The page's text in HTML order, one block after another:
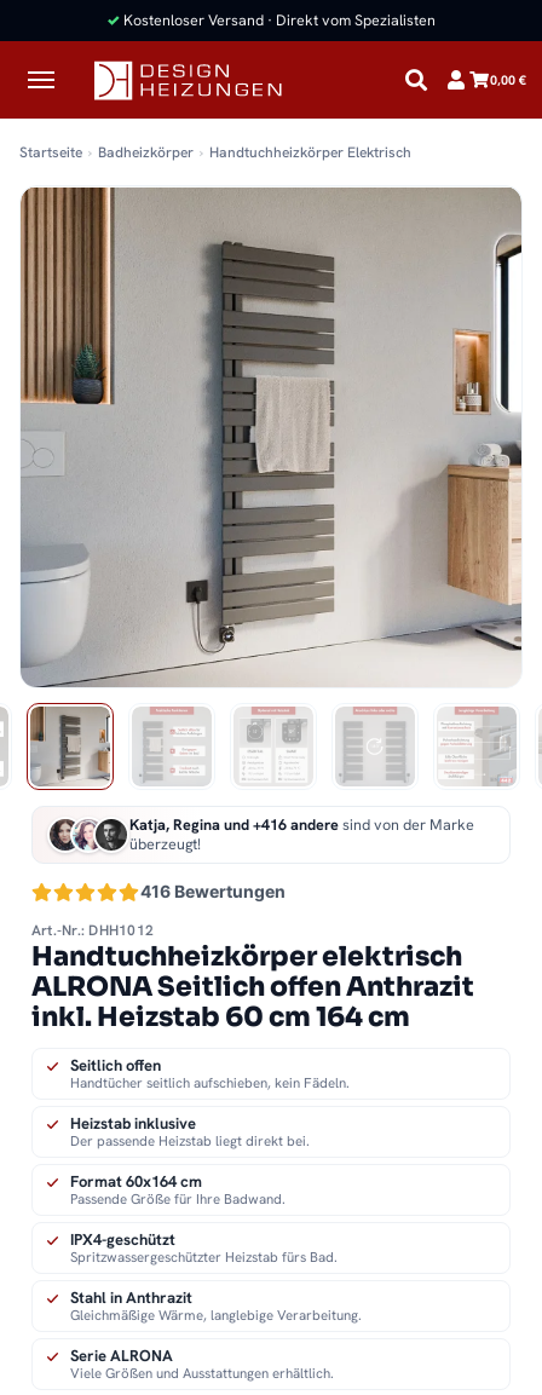
✓ Kostenloser Versand · Direkt vom Spezialisten
0,00 €
Startseite Badheizkörper Handtuchheizkörper Elektrisch
416 Bewertungen
Katja, Regina und +416 anderesind von der Marke
überzeugt!
Art.-Nr.: DHH1012
Handtuchheizkörper elektrisch
ALRONA Seitlich offen Anthrazit
inkl. Heizstab 60 cm 164 cm
Seitlich offen
Handtücher seitlich aufschieben, kein Fädeln.
Heizstab inklusive
Der passende Heizstab liegt direkt bei.
Format 60x164 cm
Passende Größe für Ihre Badwand.
IPX4-geschützt
Spritzwassergeschützter Heizstab fürs Bad.
Stahl in Anthrazit
Gleichmäßige Wärme, langlebige Verarbeitung.
Serie ALRONA
Viele Größen und Ausstattungen erhältlich.